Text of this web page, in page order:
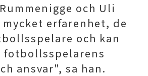
och Uli
mycket erfarenhet, de
och kan
fotbollsspelarens
ansvar", sa han.